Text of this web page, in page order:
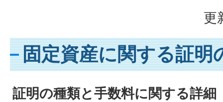
更
固定資産に関する証明
証明の種類と手数料に関する詳細